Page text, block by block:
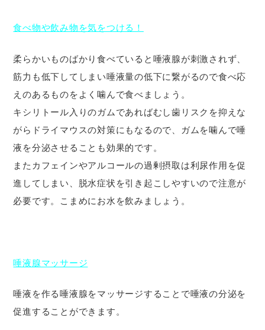
食べ物や飲み物を気をつける！
柔らかいものばかり食べていると唾液腺が刺激されず、
筋力も低下してしまい唾液量の低下に繋がるので食べ応
えのあるものをよく噛んで食べましょう。
キシリトール入りのガムであればむし歯リスクを抑えな
がらドライマウスの対策にもなるので、ガムを噛んで唾
液を分泌させることも効果的です。
またカフェインやアルコールの過剰摂取は利尿作用を促
進してしまい、脱水症状を引き起こしやすいので注意が
必要です。こまめにお水を飲みましょう。
唾液腺マッサージ
唾液を作る唾液腺をマッサージすることで唾液の分泌を
促進することができます。